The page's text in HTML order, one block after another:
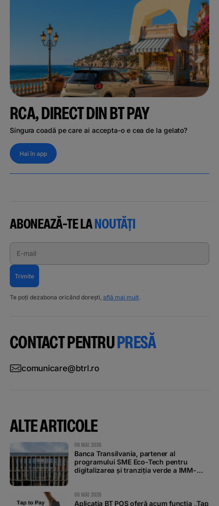
RCA, DIRECT DIN BT PAY
Singura coadă pe care ai accepta-o e cea de la gelato?
Hai în app
ABONEAZĂ-TE LANOUTĂȚI
E-mail
Trimite
Te poți dezabona oricând dorești, află mai mult.
CONTACT PENTRUPRESĂ
comunicare@btrl.ro
ALTE ARTICOLE
06 MAI 2026
Banca Transilvania, partener al
programului SME Eco-Tech pentru
digitalizarea și tranziția verde a IMM-
05 MAI 2026
Aplicația BT POS oferă acum funcția „Tap